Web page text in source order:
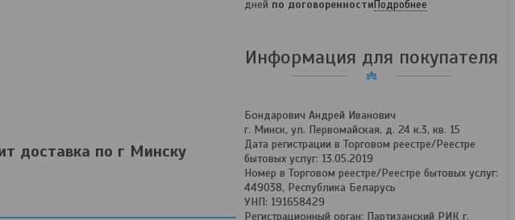
доставка по г Минску
дней по договоренностиПодробнее
Информация для покупателя
Бондарович Андрей Иванович
г. Минск, ул. Первомайская, д. 24 к.3, кв. 15
Дата регистрации в Торговом реестре/Реестре
бытовых услуг: 13.05.2019
Номер в Торговом реестре/Реестре бытовых услуг:
449038, Республика Беларусь
УНП: 191658429
Регистрационный орган: Партизанский РИК г.